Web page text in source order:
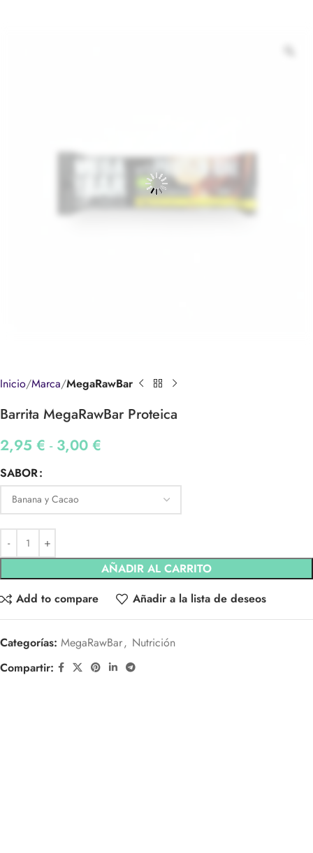
Inicio Marca MegaRawBar
Barrita MegaRawBar Proteica
2,95 € - 3,00 €
SABOR
AÑADIR AL CARRITO
Add to compare
Añadir a la lista de deseos
Categorías: MegaRawBar, Nutrición
Compartir: